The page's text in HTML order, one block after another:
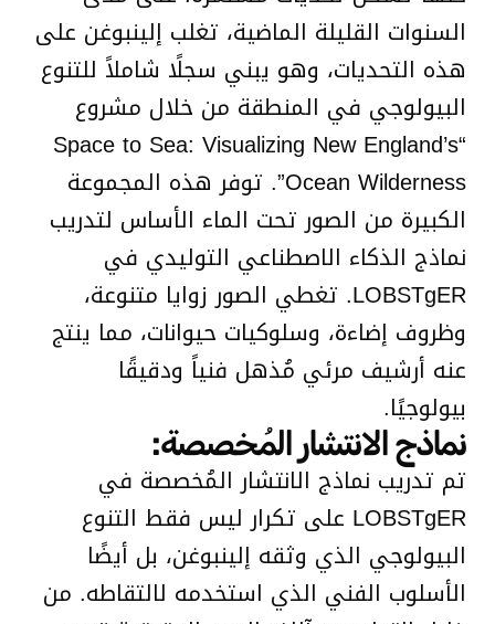
السنوات القليلة الماضية، تغلب إلينبوغن على
هذه التحديات، وهو يبني سجلًا شاملاً للتنوع
البيولوجي في المنطقة من خلال مشروع
“Space to Sea: Visualizing New England’s
Ocean Wilderness”. توفر هذه المجموعة
الكبيرة من الصور تحت الماء الأساس لتدريب
نماذج الذكاء الاصطناعي التوليدي في
LOBSTgER. تغطي الصور زوايا متنوعة،
وظروف إضاءة، وسلوكيات حيوانات، مما ينتج
عنه أرشيف مرئي مُذهل فنياً ودقيقًا
بيولوجيًا.
نماذج الانتشار المُخصصة:
تم تدريب نماذج الانتشار المُخصصة في
LOBSTgER على تكرار ليس فقط التنوع
البيولوجي الذي وثقه إلينبوغن، بل أيضًا
الأسلوب الفني الذي استخدمه لالتقاطه. من